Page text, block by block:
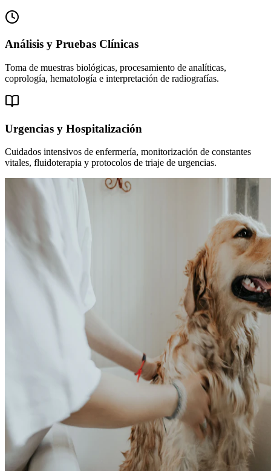
Análisis y Pruebas Clínicas
Toma de muestras biológicas, procesamiento de analíticas,
coprología, hematología e interpretación de radiografías.
Urgencias y Hospitalización
Cuidados intensivos de enfermería, monitorización de constantes
vitales, fluidoterapia y protocolos de triaje de urgencias.